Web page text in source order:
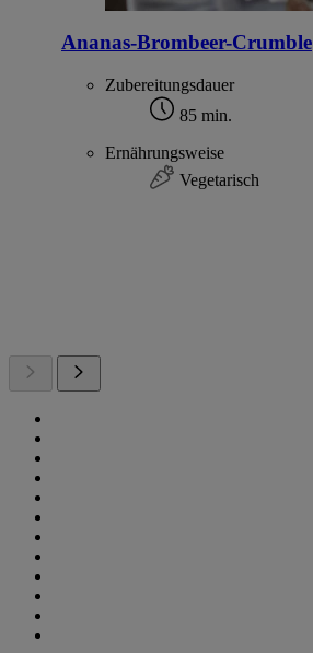
Ananas-Brombeer-Crumble
Zubereitungsdauer
85 min.
Ernährungsweise
Vegetarisch